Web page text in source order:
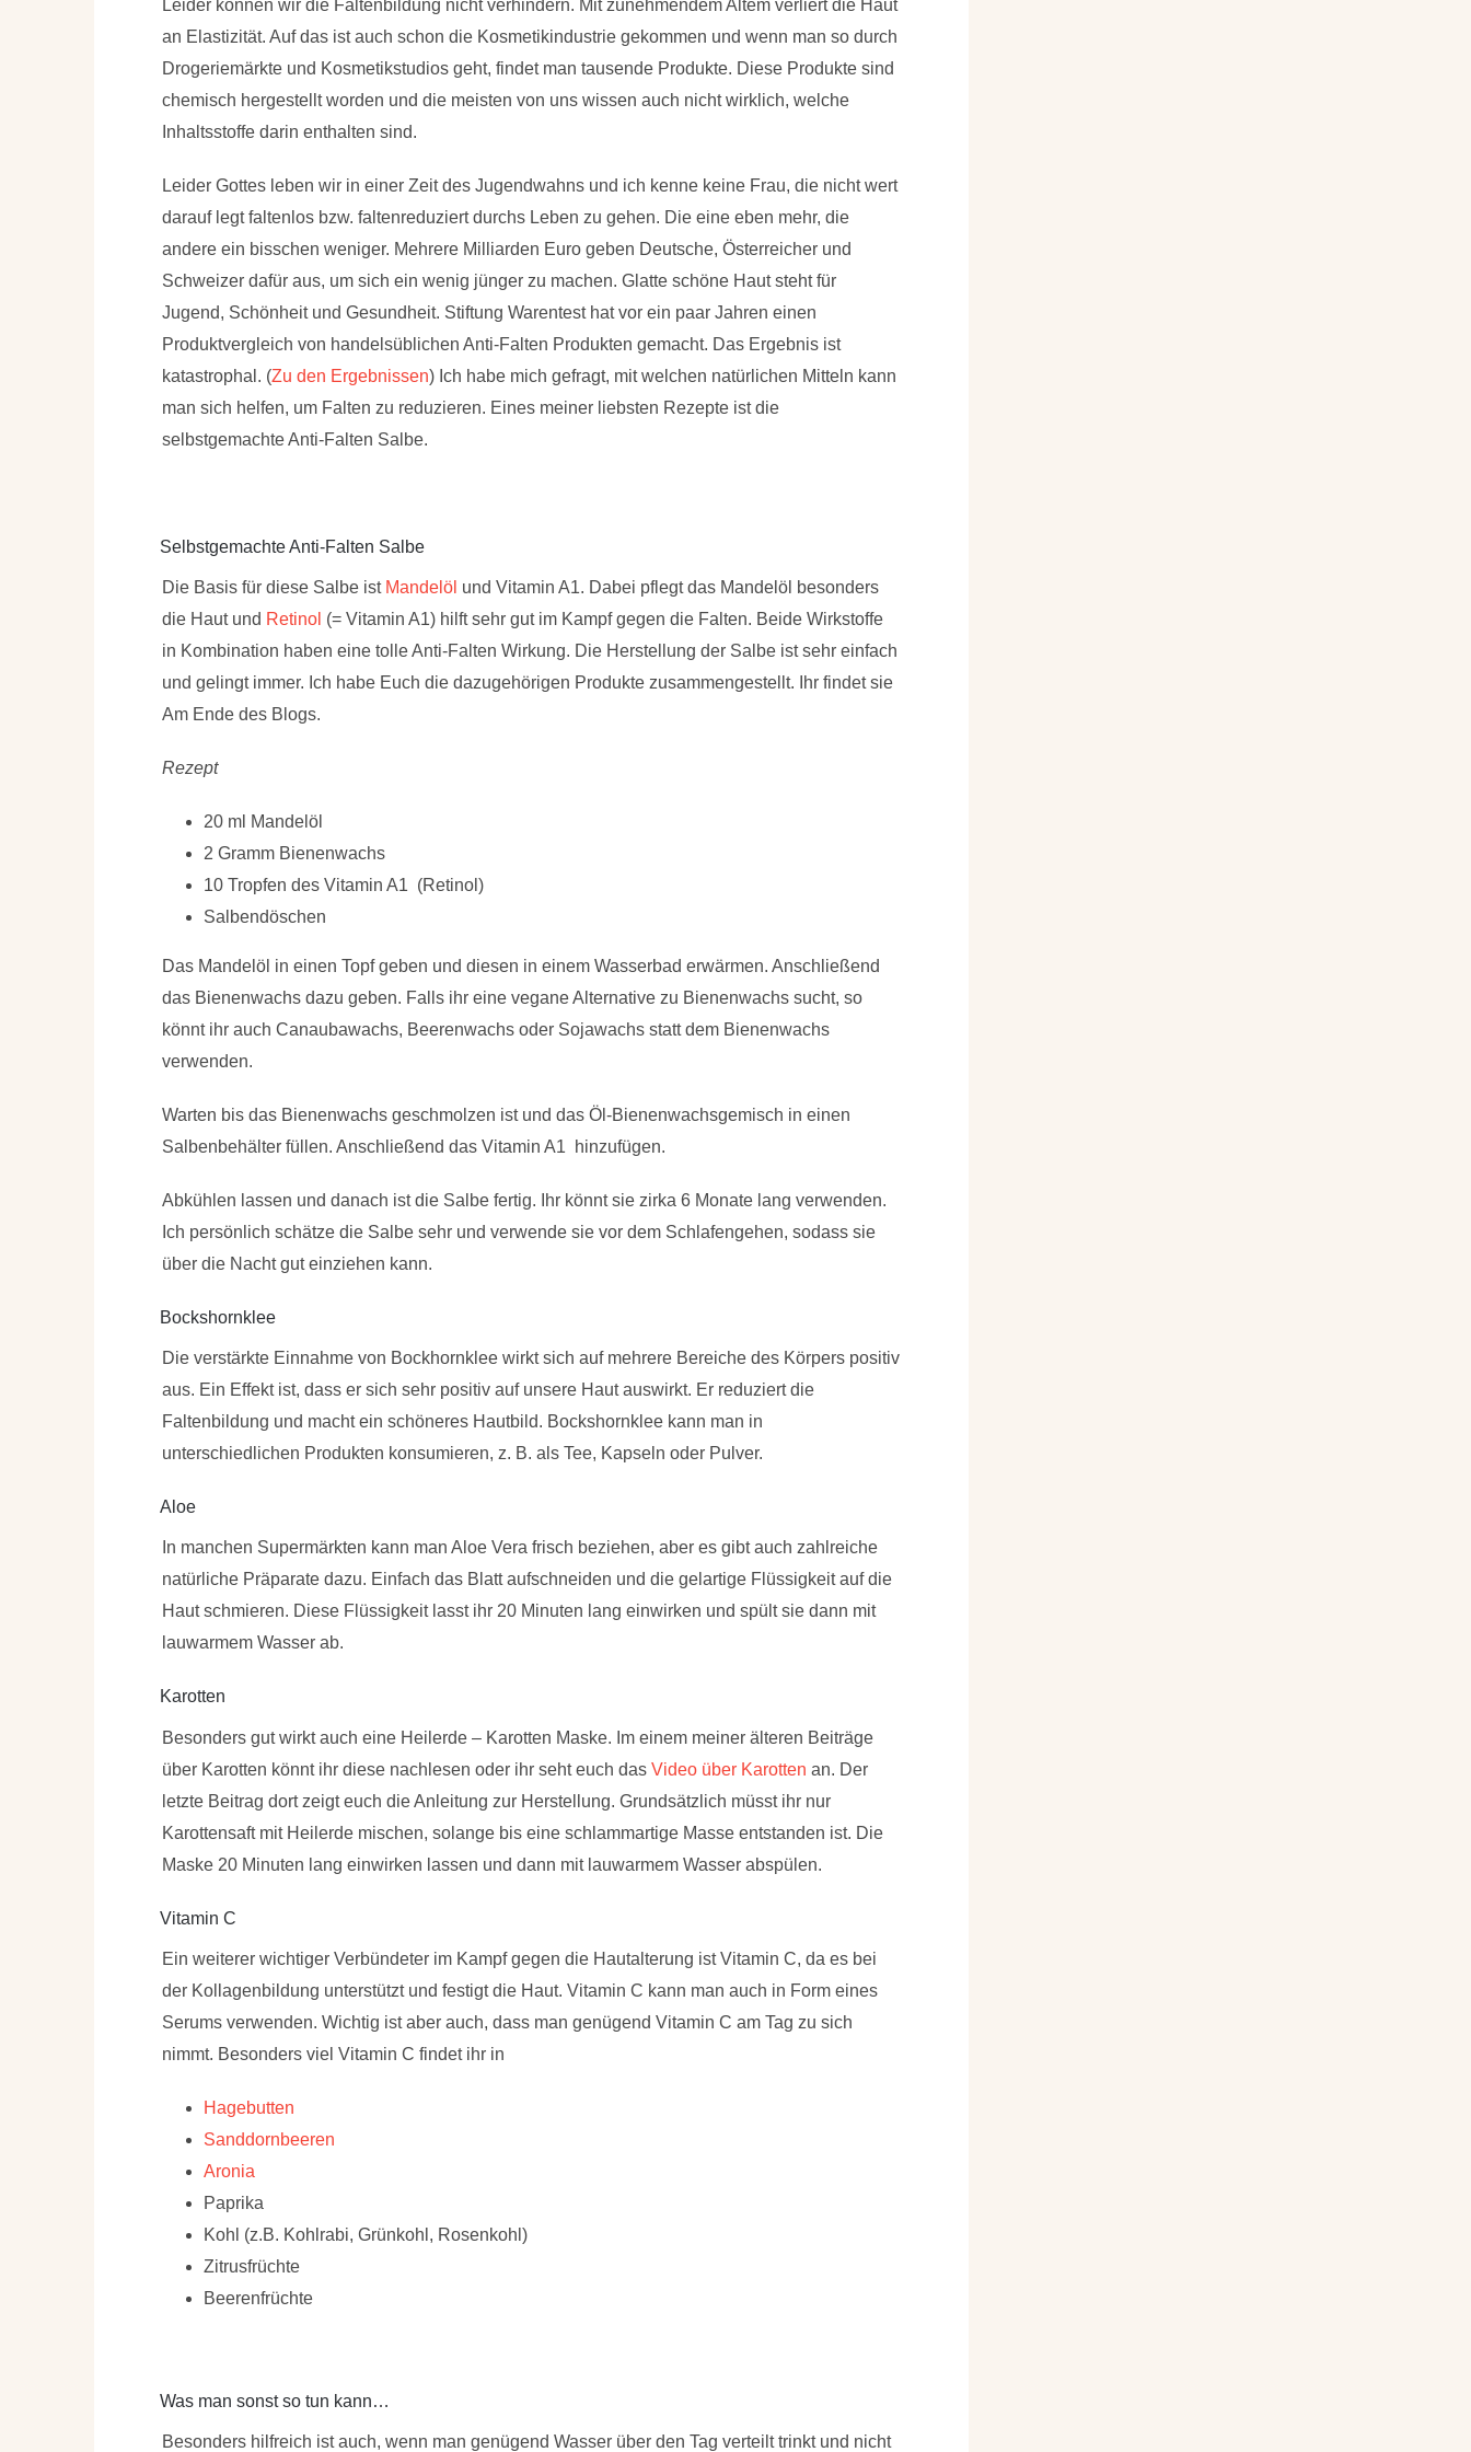
Leider können wir die Faltenbildung nicht verhindern. Mit zunehmendem Altem verliert die Haut
an Elastizität. Auf das ist auch schon die Kosmetikindustrie gekommen und wenn man so durch
Drogeriemärkte und Kosmetikstudios geht, findet man tausende Produkte. Diese Produkte sind
chemisch hergestellt worden und die meisten von uns wissen auch nicht wirklich, welche
Inhaltsstoffe darin enthalten sind.
Leider Gottes leben wir in einer Zeit des Jugendwahns und ich kenne keine Frau, die nicht wert
darauf legt faltenlos bzw. faltenreduziert durchs Leben zu gehen. Die eine eben mehr, die
andere ein bisschen weniger. Mehrere Milliarden Euro geben Deutsche, Österreicher und
Schweizer dafür aus, um sich ein wenig jünger zu machen. Glatte schöne Haut steht für
Jugend, Schönheit und Gesundheit. Stiftung Warentest hat vor ein paar Jahren einen
Produktvergleich von handelsüblichen Anti-Falten Produkten gemacht. Das Ergebnis ist
katastrophal. (Zu den Ergebnissen) Ich habe mich gefragt, mit welchen natürlichen Mitteln kann
man sich helfen, um Falten zu reduzieren. Eines meiner liebsten Rezepte ist die
selbstgemachte Anti-Falten Salbe.
Selbstgemachte Anti-Falten Salbe
Die Basis für diese Salbe ist Mandelöl und Vitamin A1. Dabei pflegt das Mandelöl besonders
die Haut und Retinol (= Vitamin A1) hilft sehr gut im Kampf gegen die Falten. Beide Wirkstoffe
in Kombination haben eine tolle Anti-Falten Wirkung. Die Herstellung der Salbe ist sehr einfach
und gelingt immer. Ich habe Euch die dazugehörigen Produkte zusammengestellt. Ihr findet sie
Am Ende des Blogs.
Rezept
20 ml Mandelöl
2 Gramm Bienenwachs
10 Tropfen des Vitamin A1 (Retinol)
Salbendöschen
Das Mandelöl in einen Topf geben und diesen in einem Wasserbad erwärmen. Anschließend
das Bienenwachs dazu geben. Falls ihr eine vegane Alternative zu Bienenwachs sucht, so
könnt ihr auch Canaubawachs, Beerenwachs oder Sojawachs statt dem Bienenwachs
verwenden.
Warten bis das Bienenwachs geschmolzen ist und das Öl-Bienenwachsgemisch in einen
Salbenbehälter füllen. Anschließend das Vitamin A1 hinzufügen.
Abkühlen lassen und danach ist die Salbe fertig. Ihr könnt sie zirka 6 Monate lang verwenden.
Ich persönlich schätze die Salbe sehr und verwende sie vor dem Schlafengehen, sodass sie
über die Nacht gut einziehen kann.
Bockshornklee
Die verstärkte Einnahme von Bockhornklee wirkt sich auf mehrere Bereiche des Körpers positiv
aus. Ein Effekt ist, dass er sich sehr positiv auf unsere Haut auswirkt. Er reduziert die
Faltenbildung und macht ein schöneres Hautbild. Bockshornklee kann man in
unterschiedlichen Produkten konsumieren, z. B. als Tee, Kapseln oder Pulver.
Aloe
In manchen Supermärkten kann man Aloe Vera frisch beziehen, aber es gibt auch zahlreiche
natürliche Präparate dazu. Einfach das Blatt aufschneiden und die gelartige Flüssigkeit auf die
Haut schmieren. Diese Flüssigkeit lasst ihr 20 Minuten lang einwirken und spült sie dann mit
lauwarmem Wasser ab.
Karotten
Besonders gut wirkt auch eine Heilerde – Karotten Maske. Im einem meiner älteren Beiträge
über Karotten könnt ihr diese nachlesen oder ihr seht euch das Video über Karotten an. Der
letzte Beitrag dort zeigt euch die Anleitung zur Herstellung. Grundsätzlich müsst ihr nur
Karottensaft mit Heilerde mischen, solange bis eine schlammartige Masse entstanden ist. Die
Maske 20 Minuten lang einwirken lassen und dann mit lauwarmem Wasser abspülen.
Vitamin C
Ein weiterer wichtiger Verbündeter im Kampf gegen die Hautalterung ist Vitamin C, da es bei
der Kollagenbildung unterstützt und festigt die Haut. Vitamin C kann man auch in Form eines
Serums verwenden. Wichtig ist aber auch, dass man genügend Vitamin C am Tag zu sich
nimmt. Besonders viel Vitamin C findet ihr in
Hagebutten
Sanddornbeeren
Aronia
Paprika
Kohl (z.B. Kohlrabi, Grünkohl, Rosenkohl)
Zitrusfrüchte
Beerenfrüchte
Was man sonst so tun kann…
Besonders hilfreich ist auch, wenn man genügend Wasser über den Tag verteilt trinkt und nicht